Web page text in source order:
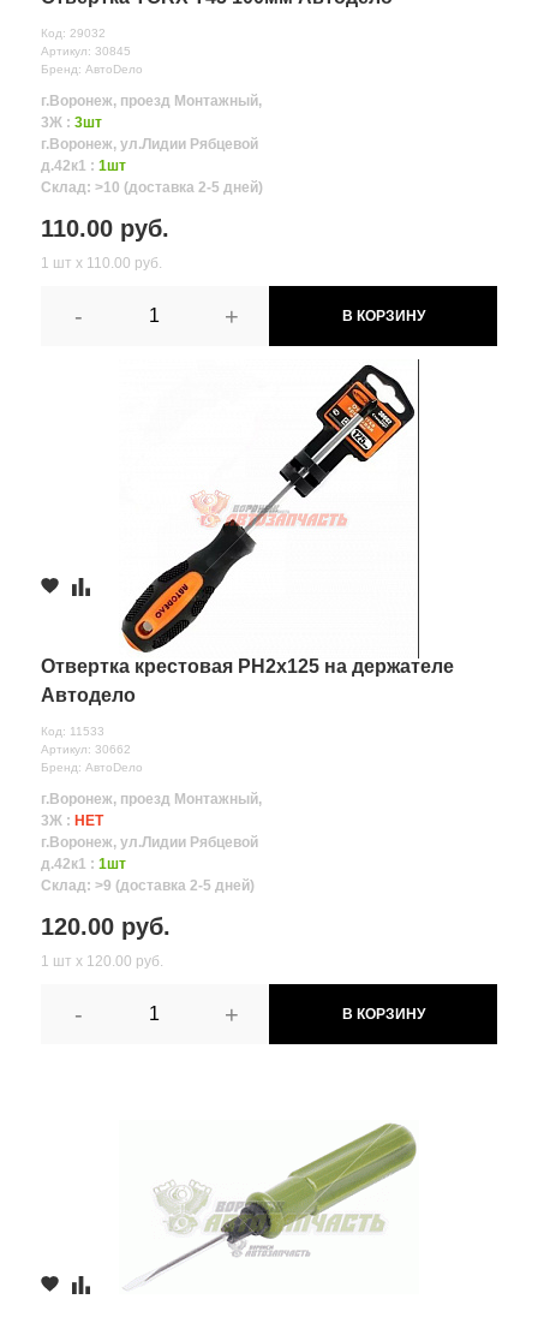
Код: 29032
Артикул: 30845
Бренд: АвтоDело
г.Воронеж, проезд Монтажный,
3Ж : 3шт
г.Воронеж, ул.Лидии Рябцевой
д.42к1 : 1шт
Склад: >10 (доставка 2-5 дней)
110.00 руб.
1 шт х 110.00 руб.
- + В КОРЗИНУ
Отвертка крестовая PH2х125 на держателе
Автодело
Код: 11533
Артикул: 30662
Бренд: АвтоDело
г.Воронеж, проезд Монтажный,
3Ж : НЕТ
г.Воронеж, ул.Лидии Рябцевой
д.42к1 : 1шт
Склад: >9 (доставка 2-5 дней)
120.00 руб.
1 шт х 120.00 руб.
- + В КОРЗИНУ